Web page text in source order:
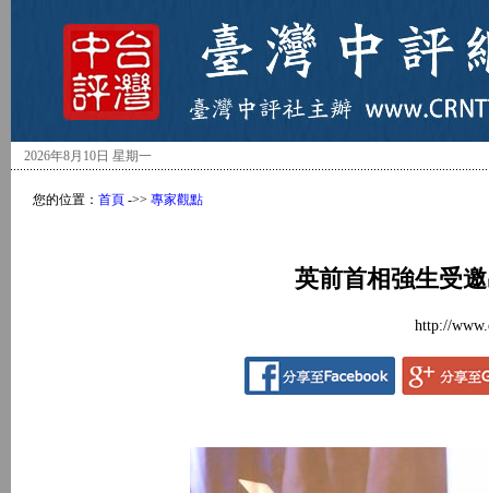
2026年8月10日 星期一
您的位置： 首頁 ->> 專家觀點
英前首相強生受
http://